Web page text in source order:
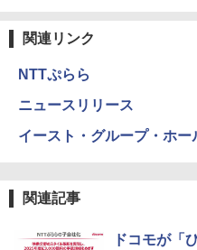
関連リンク
NTTぷらら
ニュースリリース
イースト・グループ・ホー
関連記事
ドコモが「